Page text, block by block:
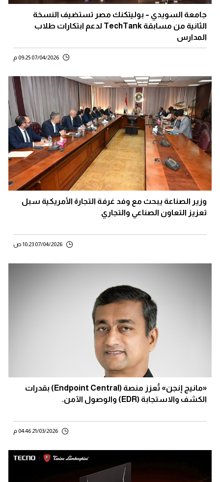
جامعة السويدي – بوليتكنك مصر تستضيف النسخة
الثانية من مسابقة TechTank لدعم ابتكارات طلاب
المدارس
07/04/2026 09:25 م
وزير الصناعة يبحث مع وفد غرفة التجارة الأمريكية سبل
تعزيز التعاون الصناعي والتجاري
07/04/2026 10:23 ص
«مانيج إنجن» تُعزز منصة (Endpoint Central) بقدرات
الكشف والاستجابة (EDR) والوصول الآمن.
21/03/2026 04:46 م